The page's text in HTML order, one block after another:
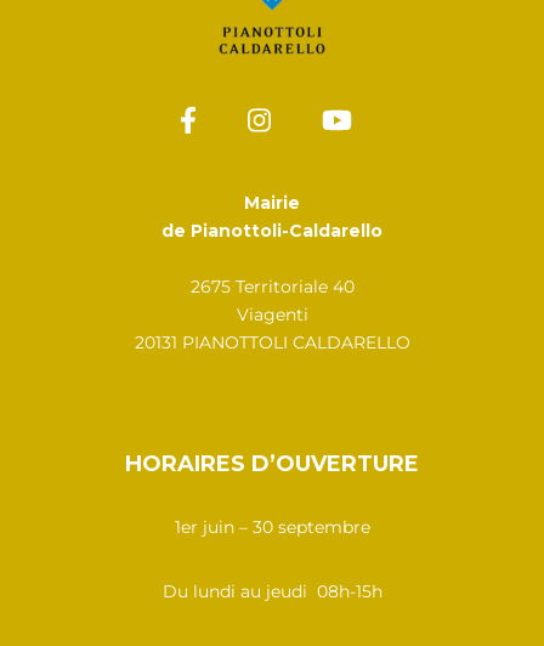
Mairie
de Pianottoli-Caldarello
2675 Territoriale 40
Viagenti
20131 PIANOTTOLI CALDARELLO
HORAIRES D’OUVERTURE
1er juin – 30 septembre
Du lundi au jeudi 08h-15h